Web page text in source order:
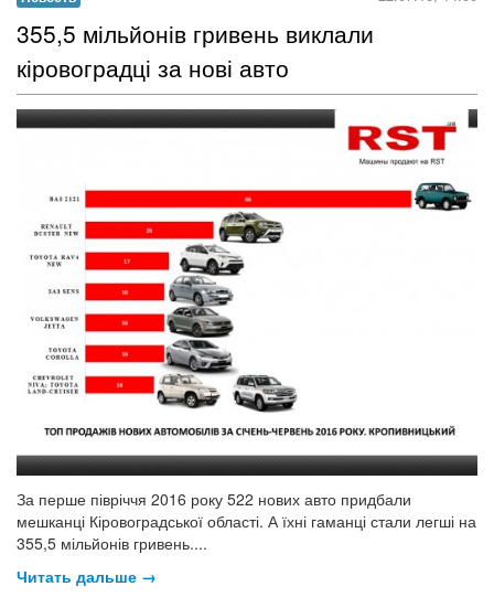
355,5 мільйонів гривень виклали
кіровоградці за нові авто
За перше півріччя 2016 року 522 нових авто придбали
мешканці Кіровоградської області. А їхні гаманці стали легші на
355,5 мільйонів гривень....
Читать дальше →